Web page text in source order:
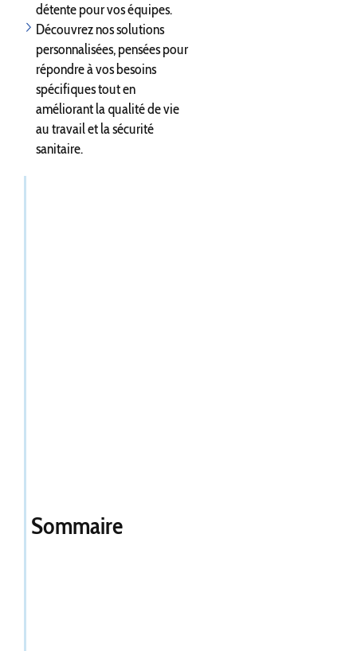
détente pour vos équipes.
Découvrez nos solutions
personnalisées, pensées pour
répondre à vos besoins
spécifiques tout en
améliorant la qualité de vie
au travail et la sécurité
sanitaire.
Sommaire